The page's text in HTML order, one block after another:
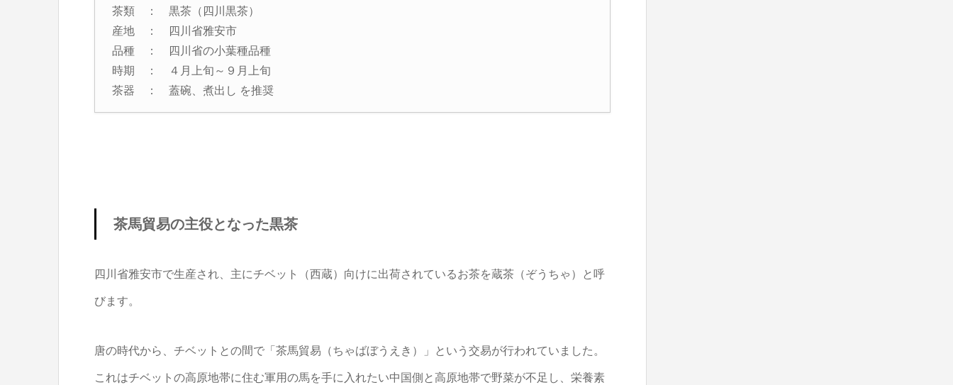
茶類 ： 黒茶（四川黒茶）
産地 ： 四川省雅安市
品種 ： 四川省の小葉種品種
時期 ： ４月上旬～９月上旬
茶器 ： 蓋碗、煮出し を推奨
茶馬貿易の主役となった黒茶
四川省雅安市で生産され、主にチベット（西蔵）向けに出荷されているお茶を蔵茶（ぞうちゃ）と呼
びます。
唐の時代から、チベットとの間で「茶馬貿易（ちゃばぼうえき）」という交易が行われていました。
これはチベットの高原地帯に住む軍用の馬を手に入れたい中国側と高原地帯で野菜が不足し、栄養素